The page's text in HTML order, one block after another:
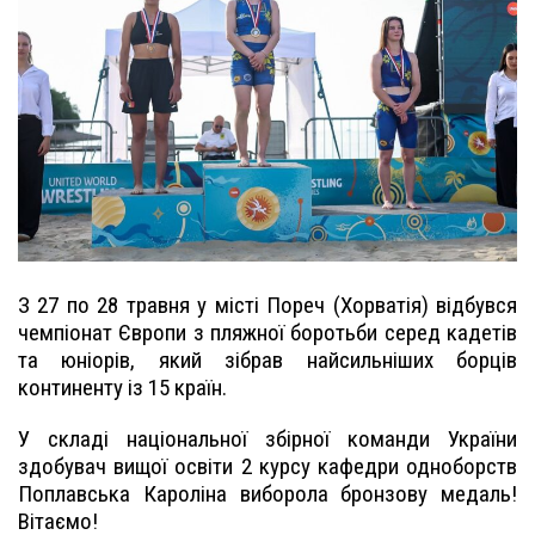
З 27 по 28 травня у місті Пореч (Хорватія) відбувся
чемпіонат Європи з пляжної боротьби серед кадетів
та юніорів, який зібрав найсильніших борців
континенту із 15 країн.
У складі національної збірної команди України
здобувач вищої освіти 2 курсу кафедри одноборств
Поплавська Кароліна виборола бронзову медаль!
Вітаємо!